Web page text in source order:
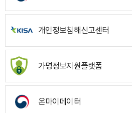
개인정보침해신고센터
가명정보지원플랫폼
온마이데이터